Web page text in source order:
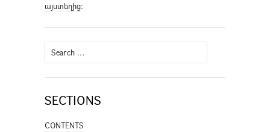
այստեղից։
Search
for:
SECTIONS
CONTENTS